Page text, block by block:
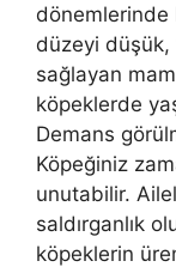
dönemlerinde
düzeyi
sağlayan
köpeklerde
Demans
Köpeğiniz
unutabilir.
saldırganlık
köpeklerin